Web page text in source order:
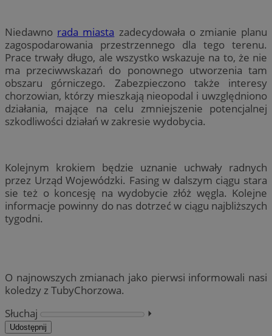
Niedawno rada miasta zadecydowała o zmianie planu
zagospodarowania przestrzennego dla tego terenu.
Prace trwały długo, ale wszystko wskazuje na to, że nie
ma przeciwwskazań do ponownego utworzenia tam
obszaru górniczego. Zabezpieczono także interesy
chorzowian, którzy mieszkają nieopodal i uwzględniono
działania, mające na celu zmniejszenie potencjalnej
szkodliwości działań w zakresie wydobycia.
Kolejnym krokiem będzie uznanie uchwały radnych
przez Urząd Wojewódzki. Fasing w dalszym ciągu stara
sie też o koncesję na wydobycie złóż węgla. Kolejne
informacje powinny do nas dotrzeć w ciągu najbliższych
tygodni.
O najnowszych zmianach jako pierwsi informowali nasi
koledzy z TubyChorzowa.
Słuchaj
⏵︎
Udostępnij